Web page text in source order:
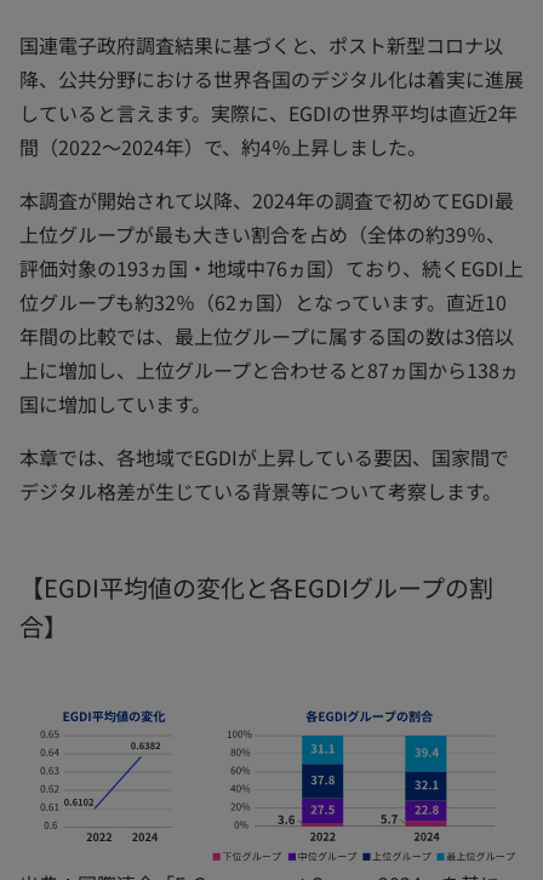
国連電子政府調査結果に基づくと、ポスト新型コロナ以
降、公共分野における世界各国のデジタル化は着実に進展
していると言えます。実際に、EGDIの世界平均は直近2年
間（2022～2024年）で、約4％上昇しました。
本調査が開始されて以降、2024年の調査で初めてEGDI最
上位グループが最も大きい割合を占め（全体の約39％、
評価対象の193ヵ国・地域中76ヵ国）ており、続くEGDI上
位グループも約32％（62ヵ国）となっています。直近10
年間の比較では、最上位グループに属する国の数は3倍以
上に増加し、上位グループと合わせると87ヵ国から138ヵ
国に増加しています。
本章では、各地域でEGDIが上昇している要因、国家間で
デジタル格差が生じている背景等について考察します。
【EGDI平均値の変化と各EGDIグループの割
合】